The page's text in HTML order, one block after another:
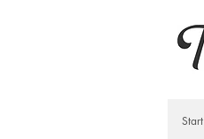
Start